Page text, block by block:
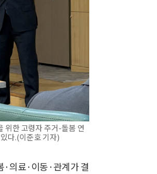
위한 고령자 주거-돌봄 연
다.(이준호 기자)
·의료·이동·관계가 결